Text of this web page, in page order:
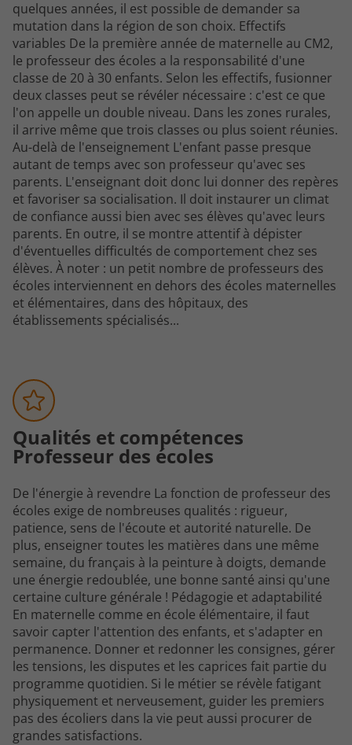
quelques années, il est possible de demander sa
mutation dans la région de son choix. Effectifs
variables De la première année de maternelle au CM2,
le professeur des écoles a la responsabilité d'une
classe de 20 à 30 enfants. Selon les effectifs, fusionner
deux classes peut se révéler nécessaire : c'est ce que
l'on appelle un double niveau. Dans les zones rurales,
il arrive même que trois classes ou plus soient réunies.
Au-delà de l'enseignement L'enfant passe presque
autant de temps avec son professeur qu'avec ses
parents. L'enseignant doit donc lui donner des repères
et favoriser sa socialisation. Il doit instaurer un climat
de confiance aussi bien avec ses élèves qu'avec leurs
parents. En outre, il se montre attentif à dépister
d'éventuelles difficultés de comportement chez ses
élèves. À noter : un petit nombre de professeurs des
écoles interviennent en dehors des écoles maternelles
et élémentaires, dans des hôpitaux, des
établissements spécialisés...
Qualités et compétences
Professeur des écoles
De l'énergie à revendre La fonction de professeur des
écoles exige de nombreuses qualités : rigueur,
patience, sens de l'écoute et autorité naturelle. De
plus, enseigner toutes les matières dans une même
semaine, du français à la peinture à doigts, demande
une énergie redoublée, une bonne santé ainsi qu'une
certaine culture générale ! Pédagogie et adaptabilité
En maternelle comme en école élémentaire, il faut
savoir capter l'attention des enfants, et s'adapter en
permanence. Donner et redonner les consignes, gérer
les tensions, les disputes et les caprices fait partie du
programme quotidien. Si le métier se révèle fatigant
physiquement et nerveusement, guider les premiers
pas des écoliers dans la vie peut aussi procurer de
grandes satisfactions.